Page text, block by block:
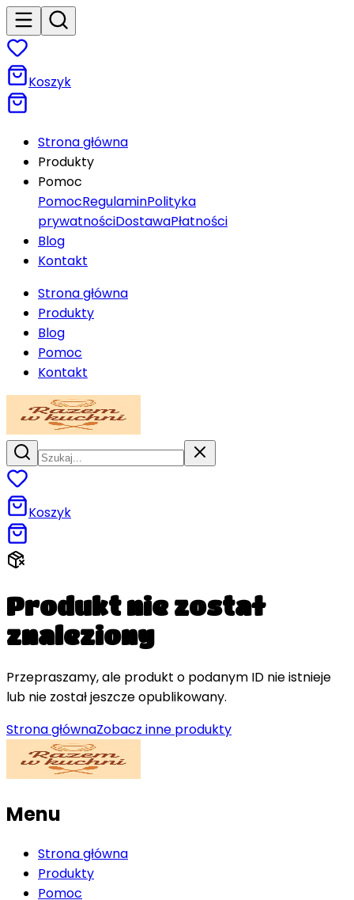
Koszyk
Strona główna
Produkty
Pomoc
PomocRegulaminPolityka
prywatnościDostawaPłatności
Blog
Kontakt
Strona główna
Produkty
Blog
Pomoc
Kontakt
Koszyk
Produkt nie został
znaleziony
Przepraszamy, ale produkt o podanym ID nie istnieje
lub nie został jeszcze opublikowany.
Strona głównaZobacz inne produkty
Menu
Strona główna
Produkty
Pomoc